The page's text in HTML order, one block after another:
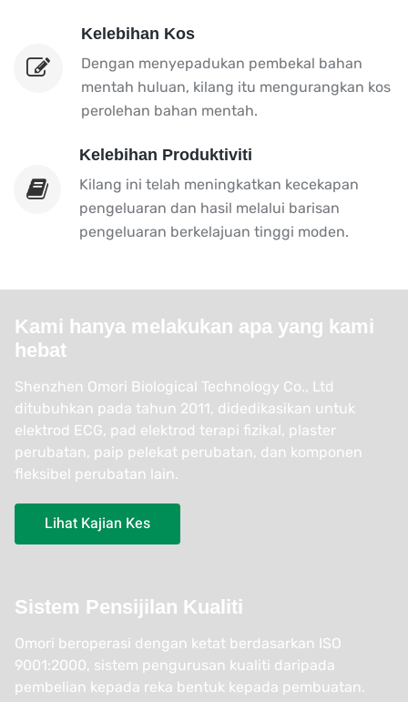
Kelebihan Kos
Dengan menyepadukan pembekal bahan
mentah huluan, kilang itu mengurangkan kos
perolehan bahan mentah.
Kelebihan Produktiviti
Kilang ini telah meningkatkan kecekapan
pengeluaran dan hasil melalui barisan
pengeluaran berkelajuan tinggi moden.
Kami hanya melakukan apa yang kami
hebat
Shenzhen Omori Biological Technology Co., Ltd
ditubuhkan pada tahun 2011, didedikasikan untuk
elektrod ECG, pad elektrod terapi fizikal, plaster
perubatan, paip pelekat perubatan, dan komponen
fleksibel perubatan lain.
Lihat Kajian Kes
Sistem Pensijilan Kualiti
Omori beroperasi dengan ketat berdasarkan ISO
9001:2000, sistem pengurusan kualiti daripada
pembelian kepada reka bentuk kepada pembuatan.